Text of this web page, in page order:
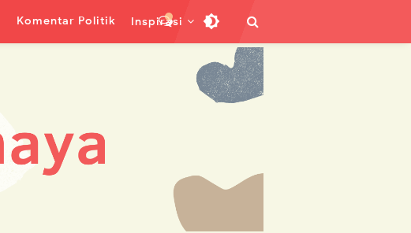
Komentar Politik Inspirasi